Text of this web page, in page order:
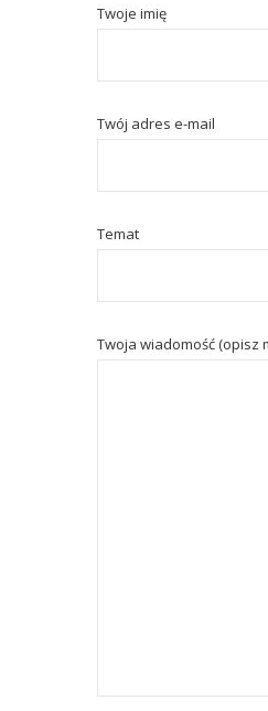
Twoje imię
Twój adres e-mail
Temat
Twoja wiadomość (opisz